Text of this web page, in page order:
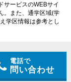
サービスのWEBサイ
。また、通学区域(学
学区情報は参考とし
電話で
問い合わせ